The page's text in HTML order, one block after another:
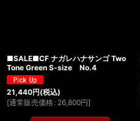
■SALE■CF ナガレハナサンゴ Two
Tone Green S-size No.4
21,440円(税込)
[通常販売価格 : 26,800円]